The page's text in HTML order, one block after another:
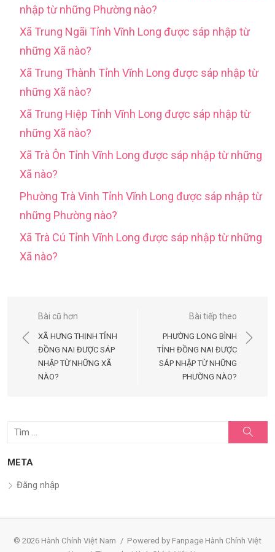
nhập từ những Phường nào?
Xã Trung Ngãi Tỉnh Vĩnh Long được sáp nhập từ
những Xã nào?
Xã Trung Thành Tỉnh Vĩnh Long được sáp nhập từ
những Xã nào?
Xã Trung Hiệp Tỉnh Vĩnh Long được sáp nhập từ
những Xã nào?
Xã Trà Ôn Tỉnh Vĩnh Long được sáp nhập từ những
Xã nào?
Phường Trà Vinh Tỉnh Vĩnh Long được sáp nhập từ
những Phường nào?
Xã Trà Cú Tỉnh Vĩnh Long được sáp nhập từ những
Xã nào?
Điều
hướng
viết
Bài cũ hơn
XÃ HƯNG THỊNH TỈNH
ĐỒNG NAI ĐƯỢC SÁP
NHẬP TỪ NHỮNG XÃ
NÀO?
Bài tiếp theo
PHƯỜNG LONG BÌNH
TỈNH ĐỒNG NAI ĐƯỢC
SÁP NHẬP TỪ NHỮNG
PHƯỜNG NÀO?
Tìm
quả
kiếm
META
Đăng nhập
© 2026 Hành Chính Việt Nam / Powered by Fanpage Hành Chính Việt